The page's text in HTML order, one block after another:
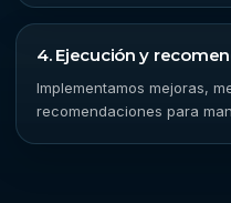
4. Ejecución y
Implementamos mejoras,
recomendaciones para